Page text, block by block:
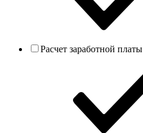
Расчет заработной платы